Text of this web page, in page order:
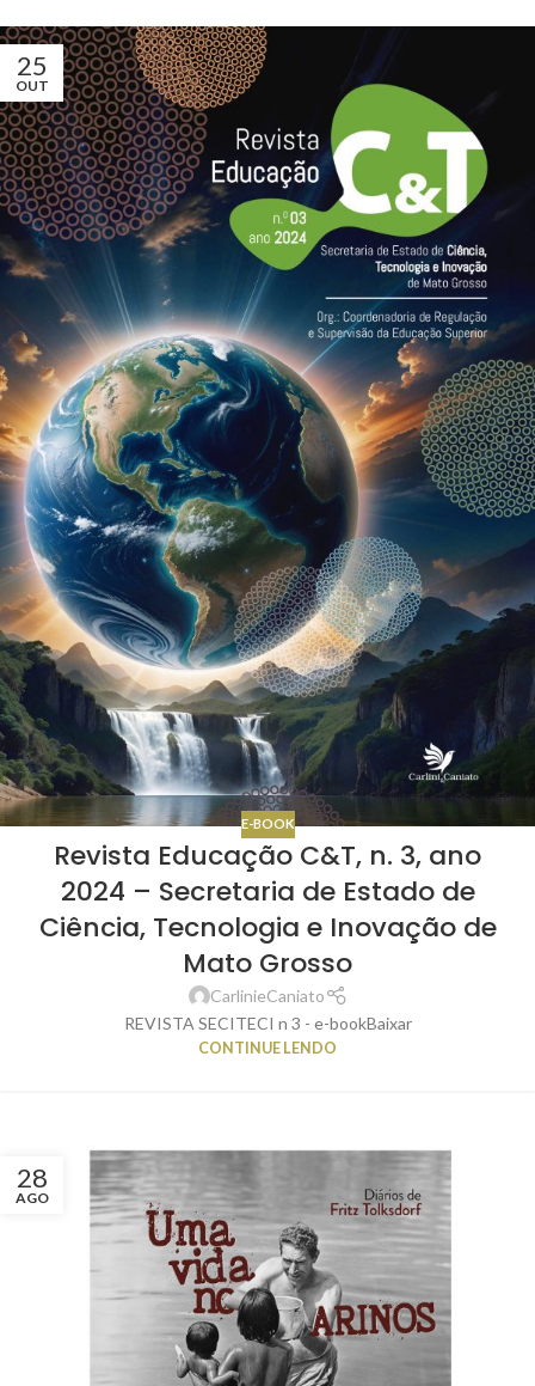
25
OUT
E-BOOK
Revista Educação C&T, n. 3, ano
2024 – Secretaria de Estado de
Ciência, Tecnologia e Inovação de
Mato Grosso
CarlinieCaniato
REVISTA SECITECI n 3 - e-bookBaixar
CONTINUE LENDO
28
AGO